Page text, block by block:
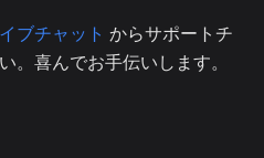
ブチャット からサポートチ
。喜んでお手伝いします。